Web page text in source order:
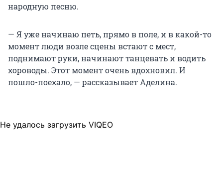
народную песню.
— Я уже начинаю петь, прямо в поле, и в какой-то
момент люди возле сцены встают с мест,
поднимают руки, начинают танцевать и водить
хороводы. Этот момент очень вдохновил. И
пошло-поехало, — рассказывает Аделина.
Не удалось загрузить VIQEO